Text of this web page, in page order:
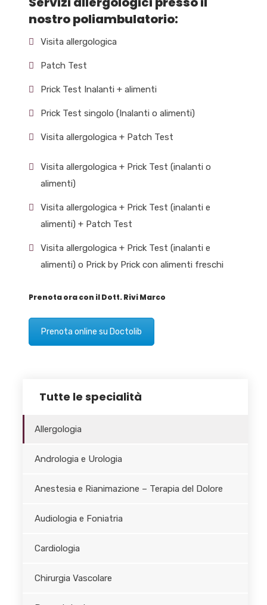
nostro poliambulatorio:
Visita allergologica
Patch Test
Prick Test Inalanti + alimenti
Prick Test singolo (Inalanti o alimenti)
Visita allergologica + Patch Test
Visita allergologica + Prick Test (inalanti o
alimenti)
Visita allergologica + Prick Test (inalanti e
alimenti) + Patch Test
Visita allergologica + Prick Test (inalanti e
alimenti) o Prick by Prick con alimenti freschi
Prenota ora con il Dott. Rivi Marco
Prenota online su Doctolib
Tutte le specialità
Allergologia
Andrologia e Urologia
Anestesia e Rianimazione – Terapia del Dolore
Audiologia e Foniatria
Cardiologia
Chirurgia Vascolare